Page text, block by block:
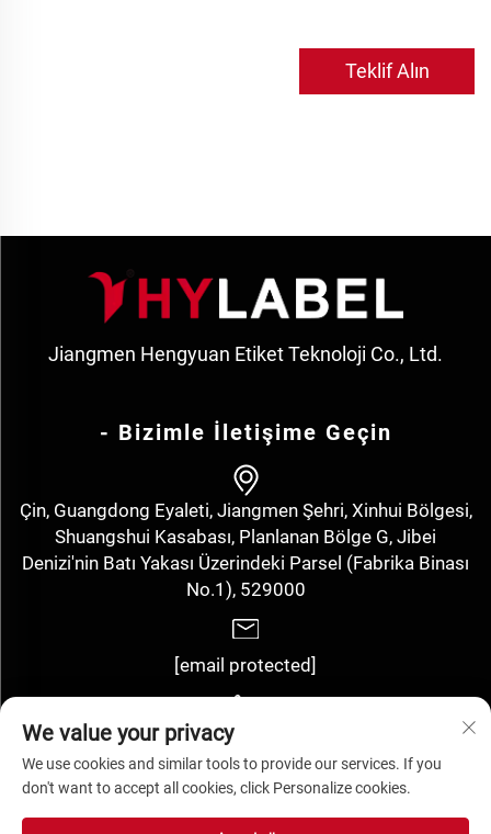
Teklif Alın
Jiangmen Hengyuan Etiket Teknoloji Co., Ltd.
- Bizimle İletişime Geçin
Çin, Guangdong Eyaleti, Jiangmen Şehri, Xinhui Bölgesi,
Shuangshui Kasabası, Planlanan Bölge G, Jibei
Denizi'nin Batı Yakası Üzerindeki Parsel (Fabrika Binası
No.1), 529000
[email protected]
+86-13143352910
Tüm hakları saklıdır. Jiangmen Hengyuan Label Technology Co.,
We value your privacy
We use cookies and similar tools to provide our services. If you
don't want to accept all cookies, click Personalize cookies.